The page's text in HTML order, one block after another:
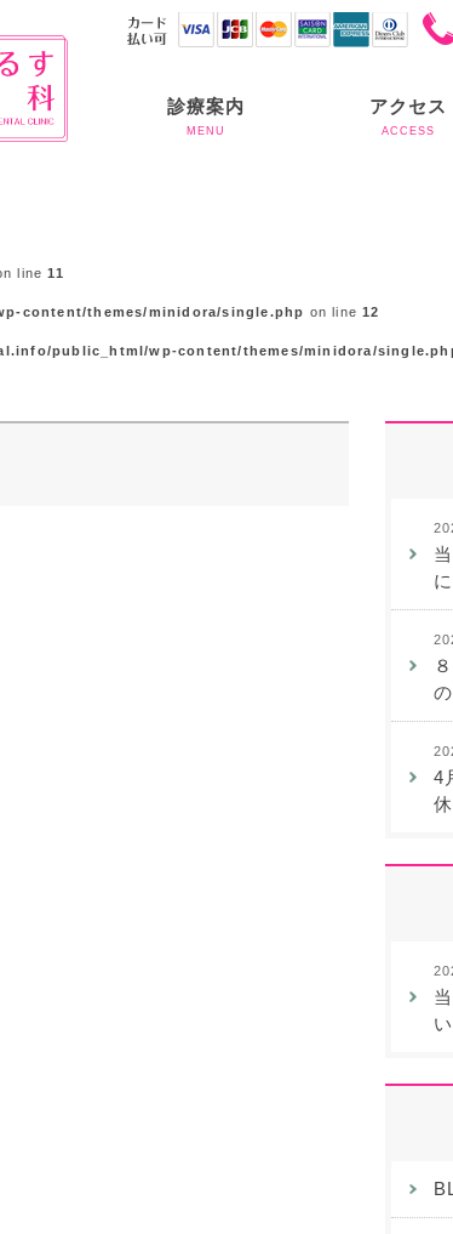
診療案内
MENU
アクセス
ACCESS
line11
content/themes/minidora/single.php on line12
public_html/wp-content/themes/minidora/
4
い